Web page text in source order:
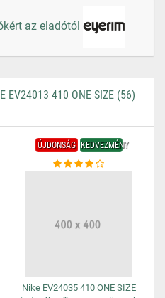
az eladótól
EV24013 410 ONE SIZE (56)
ÚJDONSÁG KEDVEZMÉNY
Nike EV24035 410 ONE SIZE